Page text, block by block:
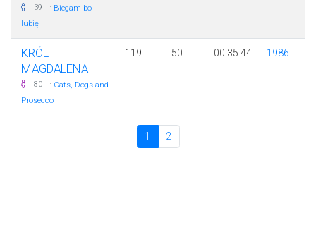
39 · Biegam bo
lubię
KRÓL
MAGDALENA
80 · Cats, Dogs and
Prosecco
119 50 00:35:44 1986
1 2